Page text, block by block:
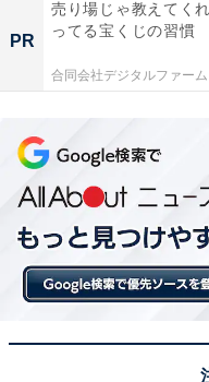
PR
売り場じゃ教えてく
ってる宝くじの習慣
合同会社デジタルファーム